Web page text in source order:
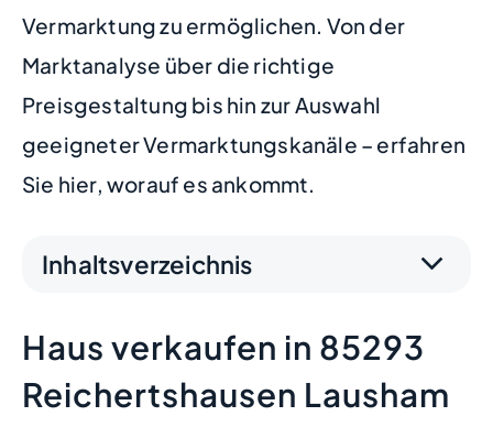
Vermarktung zu ermöglichen. Von der
Marktanalyse über die richtige
Preisgestaltung bis hin zur Auswahl
geeigneter Vermarktungskanäle – erfahren
Sie hier, worauf es ankommt.
Inhaltsverzeichnis
Haus verkaufen in 85293
Reichertshausen Lausham